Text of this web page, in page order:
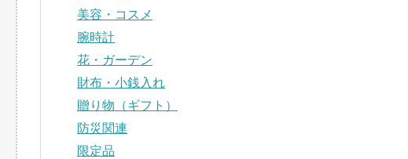
美容・コスメ
腕時計
花・ガーデン
財布・小銭入れ
贈り物（ギフト）
防災関連
限定品